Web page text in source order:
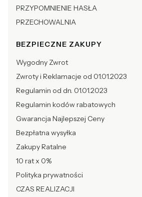
PRZYPOMNIENIE HASŁA
PRZECHOWALNIA
BEZPIECZNE ZAKUPY
Wygodny Zwrot
Zwroty i Reklamacje od 01.01.2023
Regulamin od dn. 01.01.2023
Regulamin kodów rabatowych
Gwarancja Najlepszej Ceny
Bezpłatna wysyłka
Zakupy Ratalne
10 rat x 0%
Polityka prywatności
CZAS REALIZACJI